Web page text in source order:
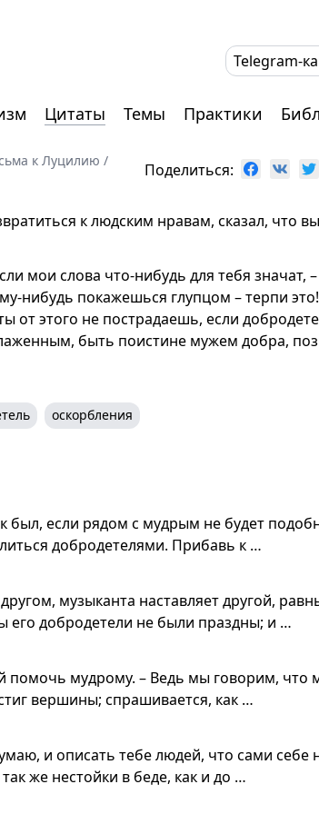
Telegram-
Цитаты Темы Практики
к Луцилию /
Поделиться:
к людским нравам, сказал, что
мои слова что-нибудь для тебя значат,
нибудь покажешься глупцом – терпи
от этого не пострадаешь, если
быть поистине мужем добра,
оскорбления
был, если рядом с мудрым не будет
добродетелями. Прибавь к …
музыканта наставляет другой,
добродетели не были праздны; и …
мудрому. – Ведь мы говорим, что
вершины; спрашивается, как …
и описать тебе людей, что сами себе
же нестойки в беде, как и до …